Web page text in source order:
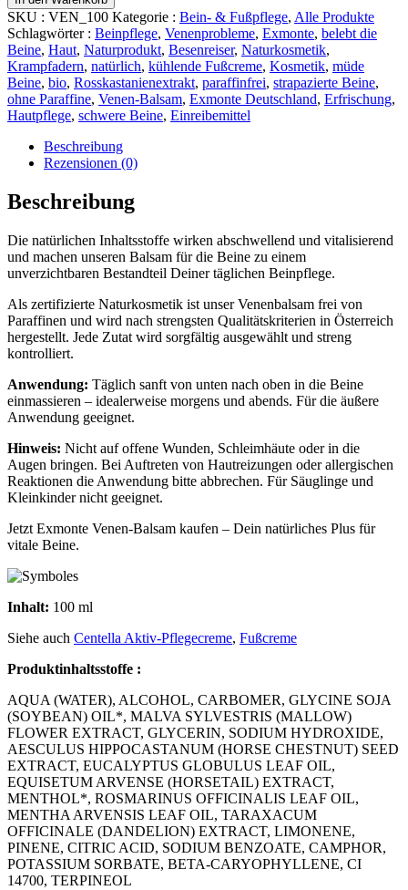
SKU : VEN_100 Kategorie : Bein- & Fußpflege, Alle Produkte
Schlagwörter : Beinpflege, Venenprobleme, Exmonte, belebt die
Beine, Haut, Naturprodukt, Besenreiser, Naturkosmetik,
Krampfadern, natürlich, kühlende Fußcreme, Kosmetik, müde
Beine, bio, Rosskastanienextrakt, paraffinfrei, strapazierte Beine,
ohne Paraffine, Venen-Balsam, Exmonte Deutschland, Erfrischung,
Hautpflege, schwere Beine, Einreibemittel
Beschreibung
Rezensionen (0)
Beschreibung
Die natürlichen Inhaltsstoffe wirken abschwellend und vitalisierend
und machen unseren Balsam für die Beine zu einem
unverzichtbaren Bestandteil Deiner täglichen Beinpflege.
Als zertifizierte Naturkosmetik ist unser Venenbalsam frei von
Paraffinen und wird nach strengsten Qualitätskriterien in Österreich
hergestellt. Jede Zutat wird sorgfältig ausgewählt und streng
kontrolliert.
Anwendung: Täglich sanft von unten nach oben in die Beine
einmassieren – idealerweise morgens und abends. Für die äußere
Anwendung geeignet.
Hinweis: Nicht auf offene Wunden, Schleimhäute oder in die
Augen bringen. Bei Auftreten von Hautreizungen oder allergischen
Reaktionen die Anwendung bitte abbrechen. Für Säuglinge und
Kleinkinder nicht geeignet.
Jetzt Exmonte Venen-Balsam kaufen – Dein natürliches Plus für
vitale Beine.
Inhalt: 100 ml
Siehe auch Centella Aktiv-Pflegecreme, Fußcreme
Produktinhaltsstoffe :
AQUA (WATER), ALCOHOL, CARBOMER, GLYCINE SOJA
(SOYBEAN) OIL*, MALVA SYLVESTRIS (MALLOW)
FLOWER EXTRACT, GLYCERIN, SODIUM HYDROXIDE,
AESCULUS HIPPOCASTANUM (HORSE CHESTNUT) SEED
EXTRACT, EUCALYPTUS GLOBULUS LEAF OIL,
EQUISETUM ARVENSE (HORSETAIL) EXTRACT,
MENTHOL*, ROSMARINUS OFFICINALIS LEAF OIL,
MENTHA ARVENSIS LEAF OIL, TARAXACUM
OFFICINALE (DANDELION) EXTRACT, LIMONENE,
PINENE, CITRIC ACID, SODIUM BENZOATE, CAMPHOR,
POTASSIUM SORBATE, BETA-CARYOPHYLLENE, CI
14700, TERPINEOL